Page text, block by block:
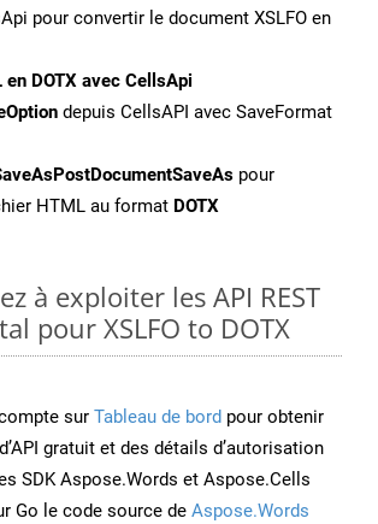
pour convertir le document XSLFO en
DOTX avec CellsApi
depuis CellsAPI avec SaveFormat
pour
HTML au format DOTX
à exploiter les API REST
pour XSLFO to DOTX
sur Tableau de bord pour obtenir
gratuit et des détails d’autorisation
SDK Aspose.Words et Aspose.Cells
Go le code source de Aspose.Words